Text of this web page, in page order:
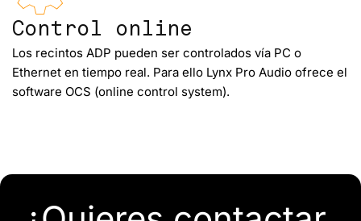
Control online
Los recintos ADP pueden ser controlados vía PC o
Ethernet en tiempo real. Para ello Lynx Pro Audio ofrece el
software OCS (online control system).